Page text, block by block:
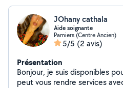
JOhany cathala
Aide soignante
Pamiers (Centre Ancien)
5/5 (2 avis)
Présentation
Bonjour, je suis disponibles
peut vous rendre services